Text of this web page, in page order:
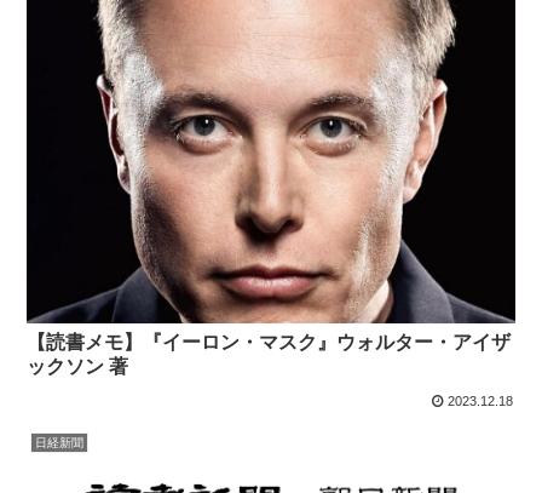
【読書メモ】『イーロン・マスク』ウォルター・アイザ
ックソン 著
2023.12.18
日経新聞